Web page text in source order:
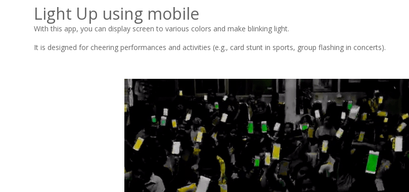
Light Up using mobile
With this app, you can display screen to various colors and make blinking light.
It is designed for cheering performances and activities (e.g., card stunt in sports, group flashing in concerts).